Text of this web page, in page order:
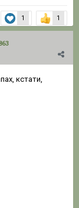
1 1
кстати,